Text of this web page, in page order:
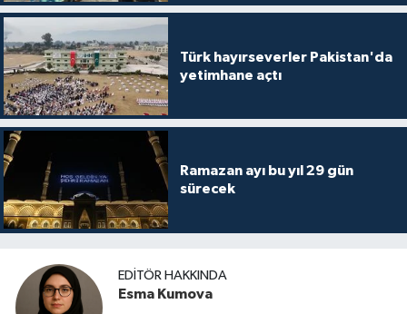
Türk hayırseverler Pakistan'da
yetimhane açtı
Ramazan ayı bu yıl 29 gün
sürecek
EDITÖR HAKKINDA
Esma Kumova